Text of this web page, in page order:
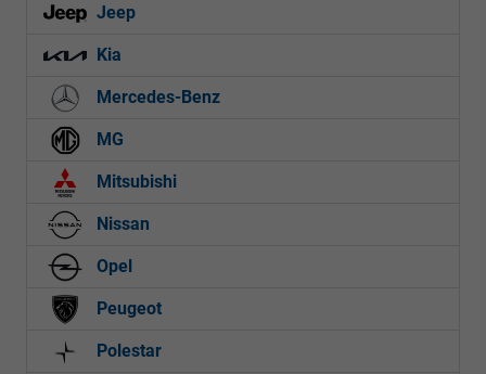
Jeep
Kia
Mercedes-Benz
MG
Mitsubishi
Nissan
Opel
Peugeot
Polestar